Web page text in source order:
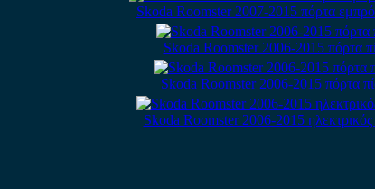
Skoda Roomster 2007-2015 πόρτα
Skoda Roomster 2006-2015 πόρτα
Skoda Roomster 2006-2015 πόρτα
Skoda Roomster 2006-2015